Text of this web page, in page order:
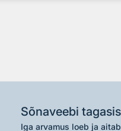
Sõnaveebi
Iga arvamus loeb ja